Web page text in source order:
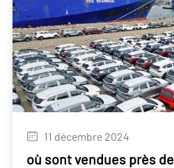
11 décembre 2024
où sont vendues près